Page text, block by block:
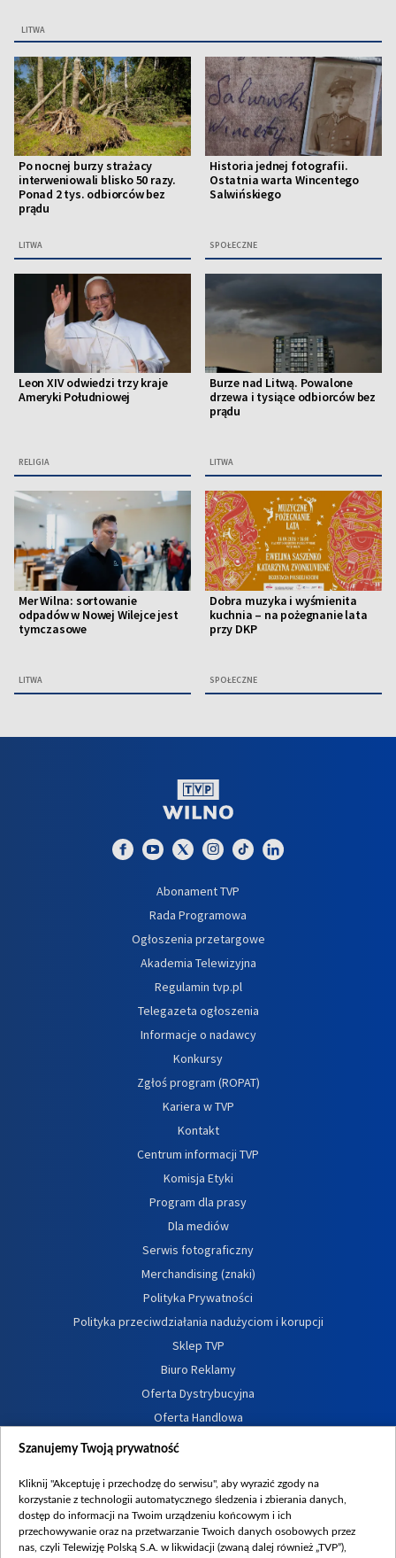
LITWA
Po nocnej burzy strażacy
interweniowali blisko 50 razy.
Ponad 2 tys. odbiorców bez
prądu
LITWA
Historia jednej fotografii.
Ostatnia warta Wincentego
Salwińskiego
SPOŁECZNE
Leon XIV odwiedzi trzy kraje
Ameryki Południowej
RELIGIA
Burze nad Litwą. Powalone
drzewa i tysiące odbiorców bez
prądu
LITWA
Mer Wilna: sortowanie
odpadów w Nowej Wilejce jest
tymczasowe
LITWA
Dobra muzyka i wyśmienita
kuchnia – na pożegnanie lata
przy DKP
SPOŁECZNE
Abonament TVP
Rada Programowa
Ogłoszenia przetargowe
Akademia Telewizyjna
Regulamin tvp.pl
Telegazeta ogłoszenia
Informacje o nadawcy
Konkursy
Zgłoś program (ROPAT)
Kariera w TVP
Kontakt
Centrum informacji TVP
Komisja Etyki
Program dla prasy
Dla mediów
Serwis fotograficzny
Merchandising (znaki)
Polityka Prywatności
Polityka przeciwdziałania nadużyciom i korupcji
Sklep TVP
Biuro Reklamy
Oferta Dystrybucyjna
Oferta Handlowa
Dostępność
Procedura zgłoszeń wewnętrznych
Szanujemy Twoją prywatność
Kliknij "Akceptuję i przechodzę do serwisu", aby wyrazić zgody na
korzystanie z technologii automatycznego śledzenia i zbierania danych,
dostęp do informacji na Twoim urządzeniu końcowym i ich
przechowywanie oraz na przetwarzanie Twoich danych osobowych przez
nas, czyli Telewizję Polską S.A. w likwidacji (zwaną dalej również „TVP”),